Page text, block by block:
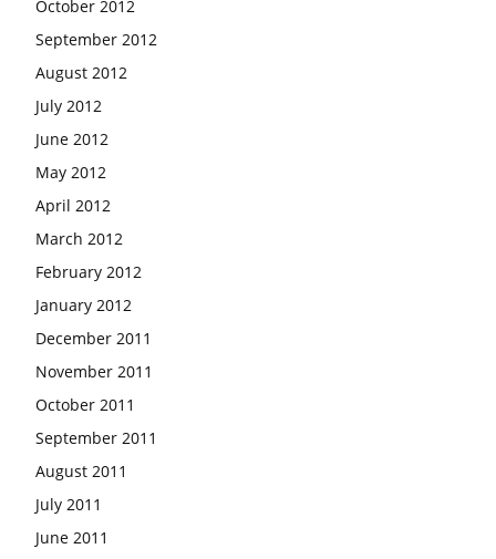
October 2012
September 2012
August 2012
July 2012
June 2012
May 2012
April 2012
March 2012
February 2012
January 2012
December 2011
November 2011
October 2011
September 2011
August 2011
July 2011
June 2011